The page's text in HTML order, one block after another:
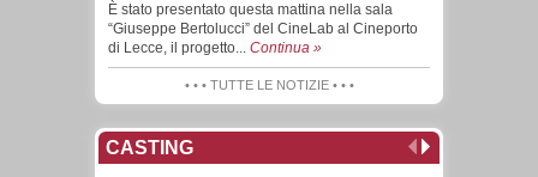
È stato presentato questa mattina nella sala
“Giuseppe Bertolucci” del CineLab al Cineporto
di Lecce, il progetto... Continua »
• • • TUTTE LE NOTIZIE • • •
CASTING